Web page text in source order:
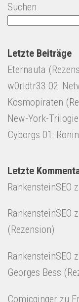
Suchen
Letzte Beiträge
Eternauta
w0rldtr33 02:
Kosmopiraten
New-York-
Cyborgs 01: Ronin
Letzte
RankensteinSEO
RankensteinSEO
(Rezension)
RankensteinSEO
Georges Bess
Comicginger zu